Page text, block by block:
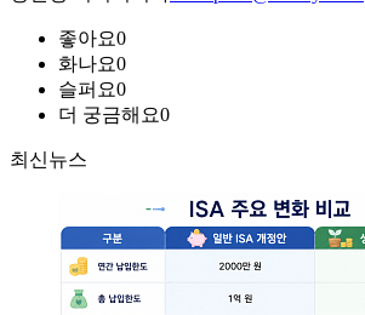
좋아요0
화나요0
슬퍼요0
더 궁금해요0
최신뉴스